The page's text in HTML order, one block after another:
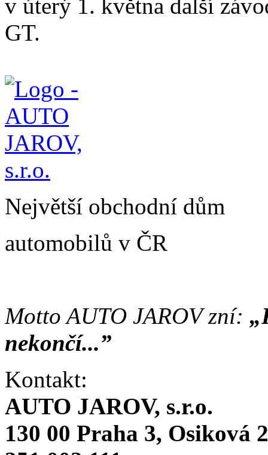
v úterý 1. května další
GT.
Největší obchodní dům
automobilů v ČR
Motto AUTO JAROV zní:
nekončí...”
Kontakt:
AUTO JAROV, s.r.o.
130 00 Praha 3, Osiková 2